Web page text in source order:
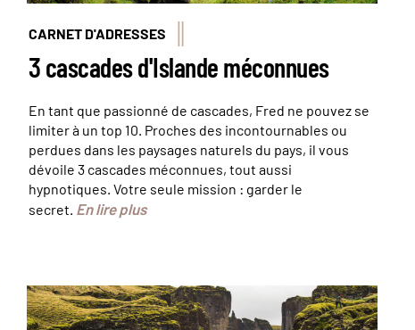
CARNET D'ADRESSES
3 cascades d'Islande méconnues
En tant que passionné de cascades, Fred ne pouvez se
limiter à un top 10. Proches des incontournables ou
perdues dans les paysages naturels du pays, il vous
dévoile 3 cascades méconnues, tout aussi
hypnotiques. Votre seule mission : garder le
secret. En lire plus
© Marcos - stock.adobe